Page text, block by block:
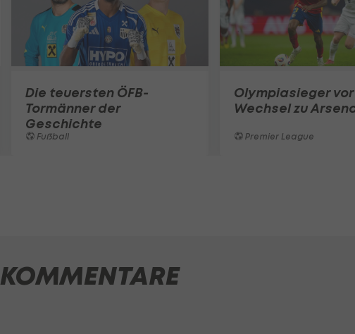
Die teuersten ÖFB-
Tormänner der
Geschichte
Fußball
Olympiasieger vor
Wechsel zu
Premier League
KOMMENTARE